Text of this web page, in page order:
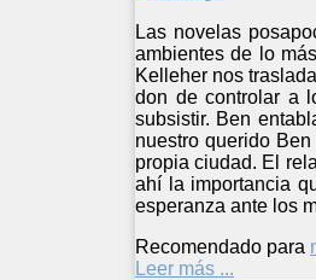
Las novelas
ambientes de lo
Kelleher nos
don de controlar a
subsistir. Ben
nuestro querido
propia ciudad. El
ahí la importancia
esperanza ante los
Recomendado para
Leer más ...